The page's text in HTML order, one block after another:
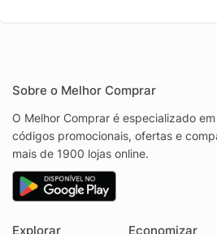
Sobre o Melhor Comprar
O Melhor Comprar é especializado
códigos promocionais, ofertas e
mais de 1900 lojas online.
Explorar Economizar